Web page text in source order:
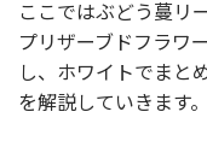
ここではぶどう蔓リ
プリザーブドフラワ
し、ホワイトでまと
を解説していきます。